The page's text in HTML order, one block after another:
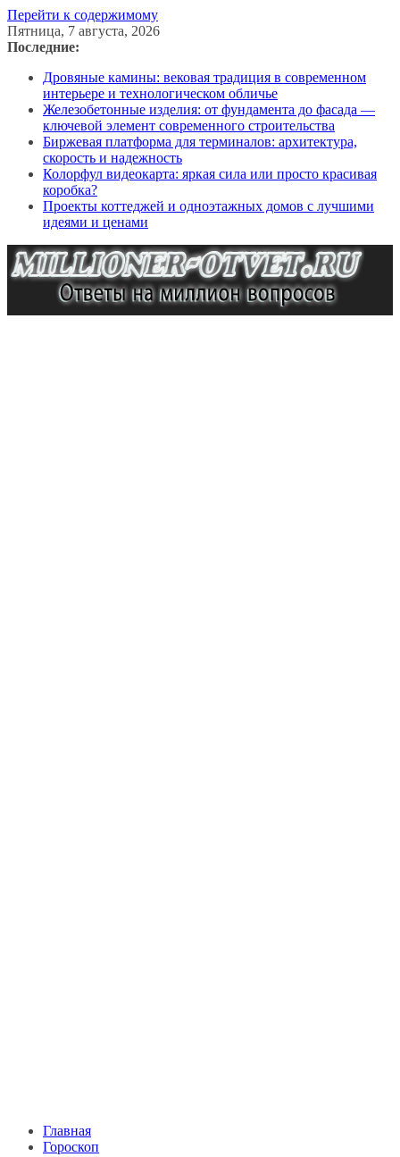
Перейти к содержимому
Пятница, 7 августа, 2026
Последние:
Дровяные камины: вековая традиция в современном
интерьере и технологическом обличье
Железобетонные изделия: от фундамента до фасада —
ключевой элемент современного строительства
Биржевая платформа для терминалов: архитектура,
скорость и надежность
Колорфул видеокарта: яркая сила или просто красивая
коробка?
Проекты коттеджей и одноэтажных домов с лучшими
идеями и ценами
Главная
Гороскоп